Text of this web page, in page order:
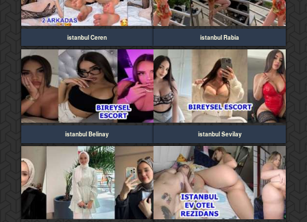
istanbul Ceren istanbul Rabia
istanbul Belinay istanbul Sevilay